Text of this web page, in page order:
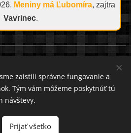
Meniny má Ľubomíra, zajtra
Vavrinec.
Cookies
Jazyky
Čeština
Mena
zaistili správne fungovanie a
Tým vám môžeme poskytnúť tú
návštevy.
Prijať všetko